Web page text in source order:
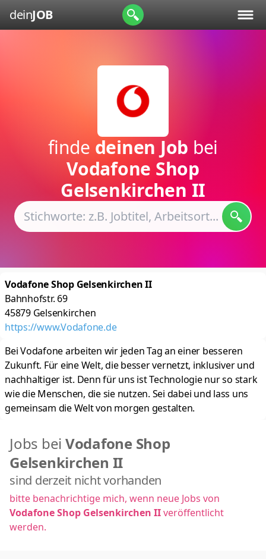
deinJOB
finde deinen Job bei
Vodafone Shop
Gelsenkirchen II
Vodafone Shop Gelsenkirchen II
Bahnhofstr. 69
45879 Gelsenkirchen
https://www.Vodafone.de
Bei Vodafone arbeiten wir jeden Tag an einer besseren
Zukunft. Für eine Welt, die besser ver­netzt, inklu­siver und
nach­haltiger ist. Denn für uns ist Techno­logie nur so stark
wie die Menschen, die sie nutzen. Sei dabei und lass uns
gemeinsam die Welt von morgen gestalten.
Jobs bei Vodafone Shop
Gelsenkirchen II
sind derzeit nicht vorhanden
bitte benachrichtige mich, wenn neue Jobs von
Vodafone Shop Gelsenkirchen IIveröffentlicht
werden.